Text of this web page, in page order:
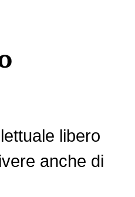
libero
anche di